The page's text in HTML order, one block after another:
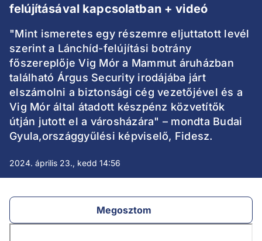
felújításával kapcsolatban + videó
"Mint ismeretes egy részemre eljuttatott levél
szerint a Lánchíd-felújítási botrány
főszereplője Vig Mór a Mammut áruházban
található Árgus Security irodájába járt
elszámolni a biztonsági cég vezetőjével és a
Vig Mór által átadott készpénz közvetítők
útján jutott el a városházára" – mondta Budai
Gyula,országgyűlési képviselő, Fidesz.
2024. április 23., kedd 14:56
Megosztom